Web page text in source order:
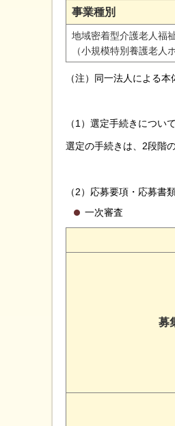
事業種別
地域密着型介護老人福
（小規模特別養護老人
（注）同一法人による
（1）選定手続きについて
選定の手続きは、2段階
（2）応募要項・応募書
一次審査
募